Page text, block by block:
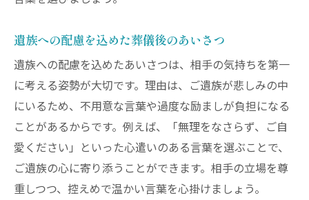
遺族への配慮を込めた葬儀後のあいさつ
遺族への配慮を込めたあいさつは、相手の気持ちを第一
に考える姿勢が大切です。理由は、ご遺族が悲しみの中
にいるため、不用意な言葉や過度な励ましが負担になる
ことがあるからです。例えば、「無理をなさらず、ご自
愛ください」といった心遣いのある言葉を選ぶことで、
ご遺族の心に寄り添うことができます。相手の立場を尊
重しつつ、控えめで温かい言葉を心掛けましょう。